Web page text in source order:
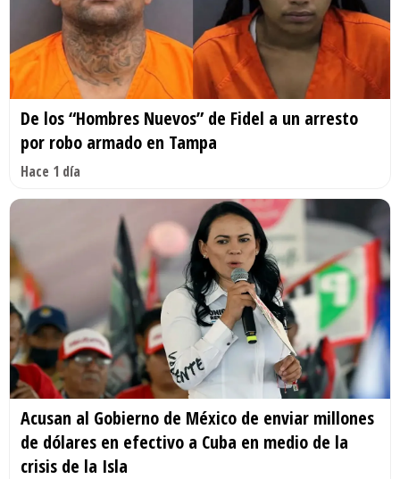
De los “Hombres Nuevos” de Fidel a un arresto
por robo armado en Tampa
Hace 1 día
Acusan al Gobierno de México de enviar millones
de dólares en efectivo a Cuba en medio de la
crisis de la Isla